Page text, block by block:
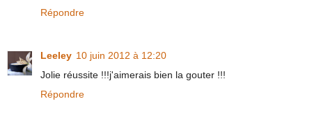
Répondre
Leeley 10 juin 2012 à 12:20
Jolie réussite !!!j'aimerais bien la gouter !!!
Répondre